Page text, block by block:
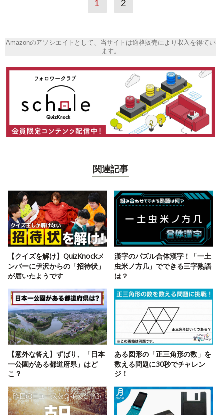
1 2
Amazonのアソシエイトとして、当サイトは適格販売により収入を得てい
ます。
関連記事
【クイズを解け】QuizKnockメ
ンバーに伊沢からの「招待状」
が届いたようです
漢字のパズル合体漢字！「一土
虫米ノ方几」でできる三字熟語
は？
【意外な答え】ずばり、「日本
一公園がある都道府県」はど
こ？
ある図形の「正三角形の数」を
数える問題に30秒でチャレン
ジ！